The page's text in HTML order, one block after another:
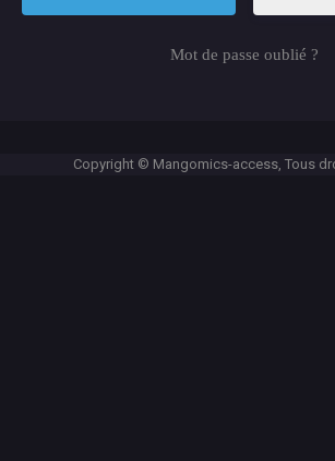
Mot de passe oublié ?
Copyright © Mangomics-access, Tous